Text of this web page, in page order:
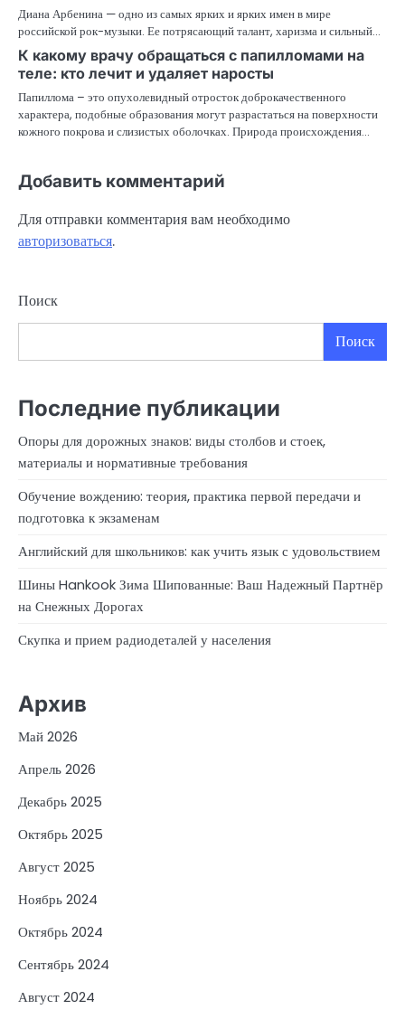
Диана Арбенина — одно из самых ярких и ярких имен в мире
российской рок-музыки. Ее потрясающий талант, харизма и сильный…
К какому врачу обращаться с папилломами на
теле: кто лечит и удаляет наросты
Папиллома – это опухолевидный отросток доброкачественного
характера, подобные образования могут разрастаться на поверхности
кожного покрова и слизистых оболочках. Природа происхождения…
Добавить комментарий
Для отправки комментария вам необходимо
авторизоваться.
Поиск
Поиск
Последние публикации
Опоры для дорожных знаков: виды столбов и стоек,
материалы и нормативные требования
Обучение вождению: теория, практика первой передачи и
подготовка к экзаменам
Английский для школьников: как учить язык с удовольствием
Шины Hankook Зима Шипованные: Ваш Надежный Партнёр
на Снежных Дорогах
Скупка и прием радиодеталей у населения
Архив
Май 2026
Апрель 2026
Декабрь 2025
Октябрь 2025
Август 2025
Ноябрь 2024
Октябрь 2024
Сентябрь 2024
Август 2024